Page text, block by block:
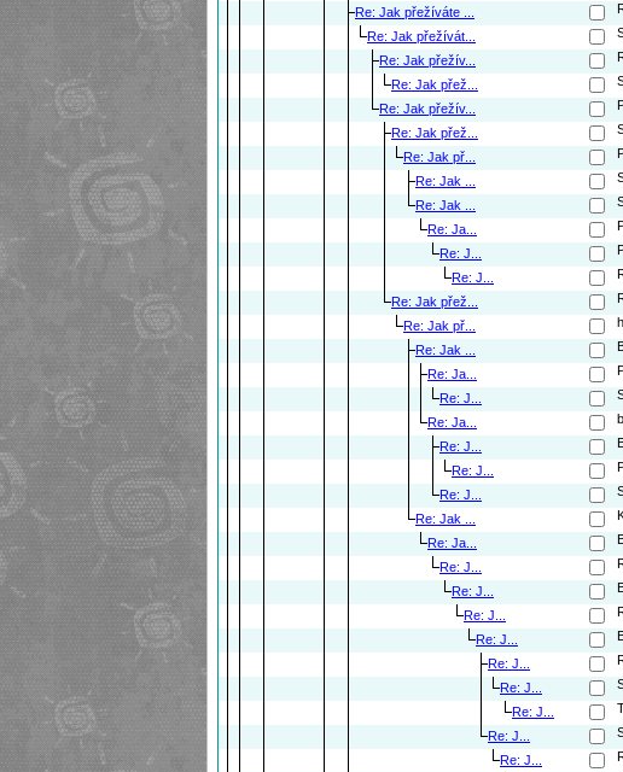
Re: Jak přežíváte ...
Re: Jak přežívát...
Re: Jak přežív...
Re: Jak přež...
Re: Jak přežív...
Re: Jak přež...
Re: Jak př...
Re: Jak ...
Re: Jak ...
Re: Ja...
Re: J...
Re: J...
Re: Jak přež...
Re: Jak př...
Re: Jak ...
Re: Ja...
Re: J...
Re: Ja...
Re: J...
Re: J...
Re: J...
Re: Jak ...
Re: Ja...
Re: J...
Re: J...
Re: J...
Re: J...
Re: J...
Re: J...
Re: J...
Re: J...
Re: J...